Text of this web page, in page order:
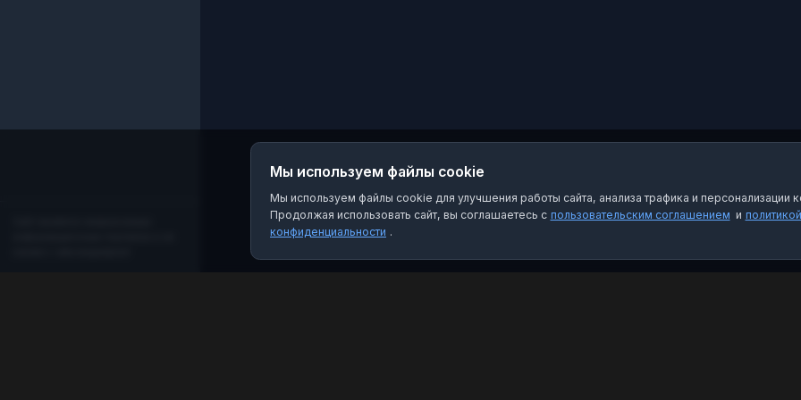
Мы используем файлы cookie
Мы используем файлы cookie для улучшения работы сайта, анализа трафика и персонализации
Продолжая использовать сайт, вы соглашаетесь с пользовательским соглашением и политикой
конфиденциальности .